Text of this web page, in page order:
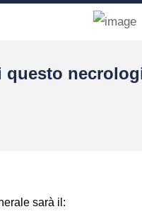
questo
sarà il: